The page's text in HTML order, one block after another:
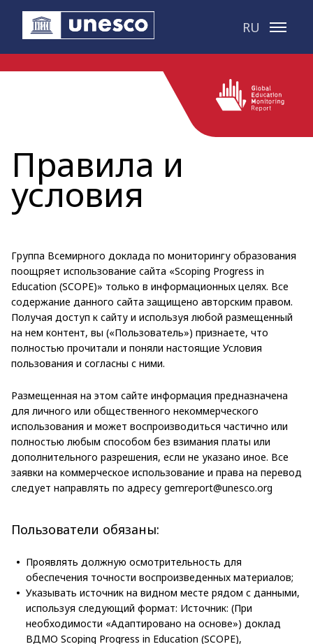
Перейти к основному контенту
RU
Правила и
условия
Группа Всемирного доклада по мониторингу образования
поощряет использование сайта «Scoping Progress in
Education (SCOPE)» только в информационных целях. Все
содержание данного сайта защищено авторским правом.
Получая доступ к сайту и используя любой размещенный
на нем контент, вы («Пользователь») признаете, что
полностью прочитали и поняли настоящие Условия
пользования и согласны с ними.
Размещенная на этом сайте информация предназначена
для личного или общественного некоммерческого
использования и может воспроизводиться частично или
полностью любым способом без взимания платы или
дополнительного разрешения, если не указано иное. Все
заявки на коммерческое использование и права на перевод
следует направлять по адресу gemreport@unesco.org
Пользователи обязаны:
Проявлять должную осмотрительность для
обеспечения точности воспроизведенных материалов;
Указывать источник на видном месте рядом с данными,
используя следующий формат: Источник: (При
необходимости «Адаптировано на основе») доклад
ВДМО Scoping Progress in Education (SCOPE),